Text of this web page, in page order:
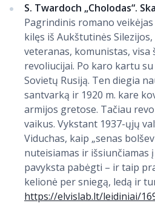
S. Twardoch „Cholodas“.
Pagrindinis romano
kilęs iš Aukštutinės
veteranas, komunistas, visa
revoliucijai. Po karo kartu
Sovietų Rusiją. Ten diegia
santvarką ir 1920 m. kare
armijos gretose. Tačiau
vaikus. Vykstant 1937-ųjų
Viduchas, kaip „senas
nuteisiamas ir išsiunčiamas
pavyksta pabėgti – ir taip
kelionė per sniegą, ledą ir
https://elvislab.lt/leidiniai/